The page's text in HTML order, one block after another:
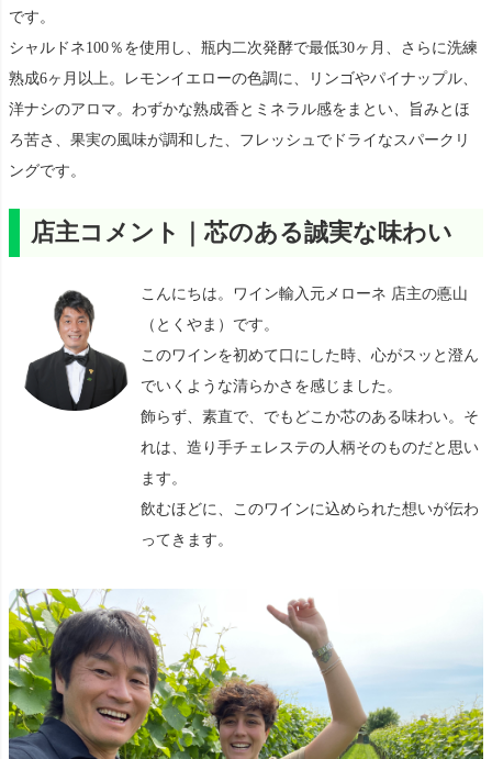
です。
シャルドネ100％を使用し、瓶内二次発酵で最低30ヶ月、さらに洗練
熟成6ヶ月以上。レモンイエローの色調に、リンゴやパイナップル、
洋ナシのアロマ。わずかな熟成香とミネラル感をまとい、旨みとほ
ろ苦さ、果実の風味が調和した、フレッシュでドライなスパークリ
ングです。
店主コメント｜芯のある誠実な味わい
こんにちは。ワイン輸入元メローネ 店主の悳山
（とくやま）です。
このワインを初めて口にした時、心がスッと澄ん
でいくような清らかさを感じました。
飾らず、素直で、でもどこか芯のある味わい。そ
れは、造り手チェレステの人柄そのものだと思い
ます。
飲むほどに、このワインに込められた想いが伝わ
ってきます。